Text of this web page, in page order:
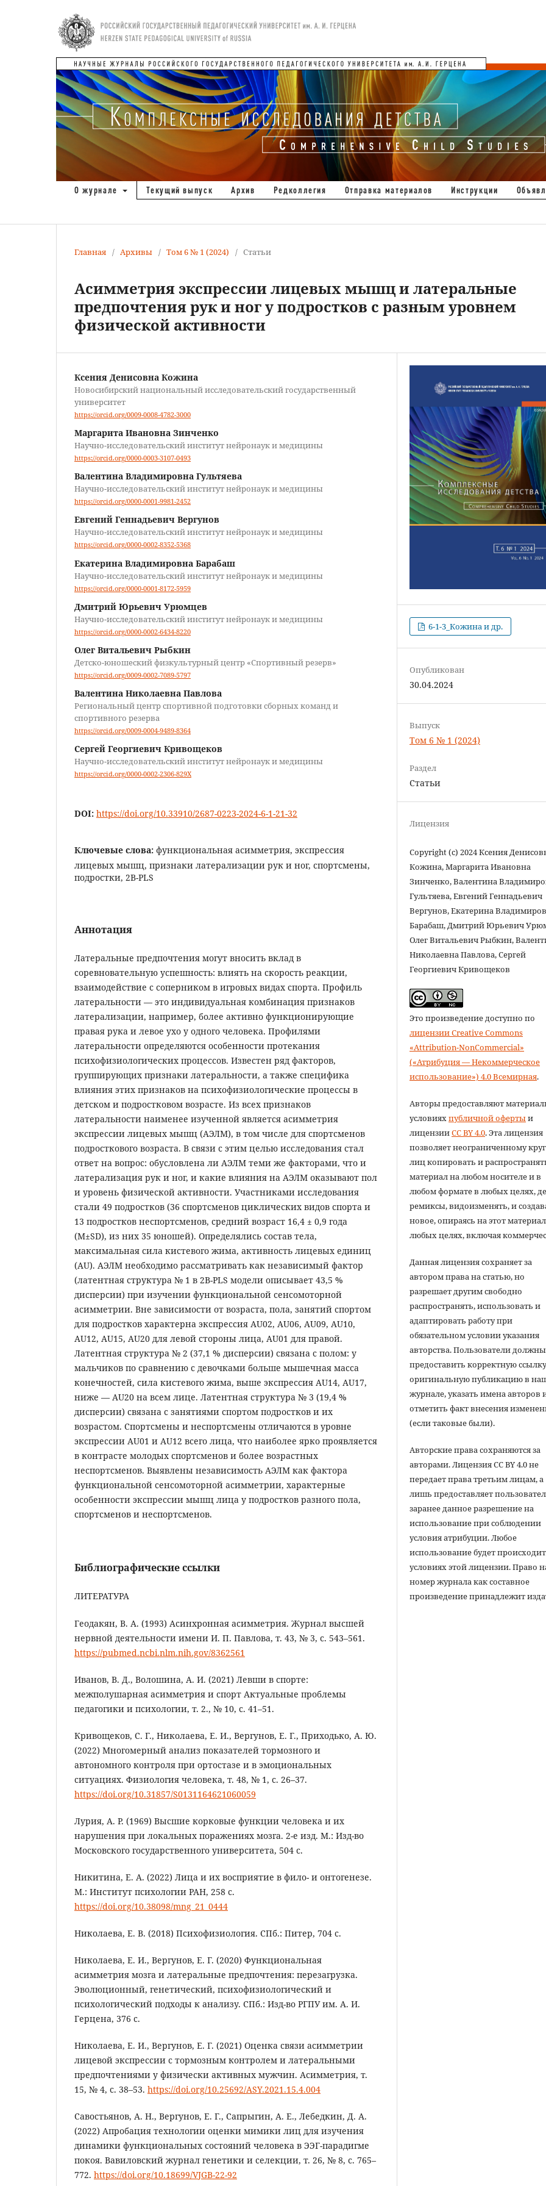
О журнале Текущий выпуск Архив Редколлегия Отправка материалов Инструкции
Главная / Архивы / Том 6 № 1 (2024) / Статьи
Асимметрия экспрессии лицевых мышц и латеральные
предпочтения рук и ног у подростков с разным уровнем
физической активности
Ксения Денисовна Кожина
Новосибирский национальный исследовательский государственный
университет
https://orcid.org/0009-0008-4782-3000
Маргарита Ивановна Зинченко
Научно-исследовательский институт нейронаук и медицины
https://orcid.org/0000-0003-3107-0493
Валентина Владимировна Гультяева
Научно-исследовательский институт нейронаук и медицины
https://orcid.org/0000-0001-9981-2452
Евгений Геннадьевич Вергунов
Научно-исследовательский институт нейронаук и медицины
https://orcid.org/0000-0002-8352-5368
Екатерина Владимировна Барабаш
Научно-исследовательский институт нейронаук и медицины
https://orcid.org/0000-0001-8172-5959
Дмитрий Юрьевич Урюмцев
Научно-исследовательский институт нейронаук и медицины
https://orcid.org/0000-0002-6434-8220
Олег Витальевич Рыбкин
Детско-юношеский физкультурный центр «Спортивный резерв»
https://orcid.org/0009-0002-7089-5797
Валентина Николаевна Павлова
Региональный центр спортивной подготовки сборных команд и
спортивного резерва
https://orcid.org/0009-0004-9489-8364
Сергей Георгиевич Кривощеков
Научно-исследовательский институт нейронаук и медицины
https://orcid.org/0000-0002-2306-829X
DOI: https://doi.org/10.33910/2687-0223-2024-6-1-21-32
Ключевые слова: функциональная асимметрия, экспрессия
лицевых мышц, признаки латерализации рук и ног, спортсмены,
подростки, 2B-PLS
Аннотация
Латеральные предпочтения могут вносить вклад в
соревновательную успешность: влиять на скорость реакции,
взаимодействие с соперником в игровых видах спорта. Профиль
латеральности — это индивидуальная комбинация признаков
латерализации, например, более активно функционирующие
правая рука и левое ухо у одного человека. Профилями
латеральности определяются особенности протекания
психофизиологических процессов. Известен ряд факторов,
группирующих признаки латеральности, а также специфика
влияния этих признаков на психофизиологические процессы в
детском и подростковом возрасте. Из всех признаков
латеральности наименее изученной является асимметрия
экспрессии лицевых мышц (АЭЛМ), в том числе для спортсменов
подросткового возраста. В связи с этим целью исследования стал
ответ на вопрос: обусловлена ли АЭЛМ теми же факторами, что и
латерализация рук и ног, и какие влияния на АЭЛМ оказывают пол
и уровень физической активности. Участниками исследования
стали 49 подростков (36 спортсменов циклических видов спорта и
13 подростков неспортсменов, средний возраст 16,4 ± 0,9 года
(M±SD), из них 35 юношей). Определялись состав тела,
максимальная сила кистевого жима, активность лицевых единиц
(AU). АЭЛМ необходимо рассматривать как независимый фактор
(латентная структура № 1 в 2B-PLS модели описывает 43,5 %
дисперсии) при изучении функциональной сенсомоторной
асимметрии. Вне зависимости от возраста, пола, занятий спортом
для подростков характерна экспрессия AU02, AU06, AU09, AU10,
AU12, AU15, AU20 для левой стороны лица, AU01 для правой.
Латентная структура № 2 (37,1 % дисперсии) связана с полом: у
мальчиков по сравнению с девочками больше мышечная масса
конечностей, сила кистевого жима, выше экспрессия AU14, AU17,
ниже — AU20 на всем лице. Латентная структура № 3 (19,4 %
дисперсии) связана с занятиями спортом подростков и их
возрастом. Спортсмены и неспортсмены отличаются в уровне
экспрессии AU01 и AU12 всего лица, что наиболее ярко проявляется
в контрасте молодых спортсменов и более возрастных
неспортсменов. Выявлены независимость АЭЛМ как фактора
функциональной сенсомоторной асимметрии, характерные
особенности экспрессии мышц лица у подростков разного пола,
спортсменов и неспортсменов.
Библиографические ссылки
ЛИТЕРАТУРА
Геодакян, В. А. (1993) Асинхронная асимметрия. Журнал высшей
нервной деятельности имени И. П. Павлова, т. 43, № 3, с. 543–561.
https://pubmed.ncbi.nlm.nih.gov/8362561
Иванов, В. Д., Волошина, А. И. (2021) Левши в спорте:
межполушарная асимметрия и спорт Актуальные проблемы
педагогики и психологии, т. 2., № 10, с. 41–51.
Кривощеков, С. Г., Николаева, Е. И., Вергунов, Е. Г., Приходько, А. Ю.
(2022) Многомерный анализ показателей тормозного и
автономного контроля при ортостазе и в эмоциональных
ситуациях. Физиология человека, т. 48, № 1, с. 26–37.
https://doi.org/10.31857/S0131164621060059
Лурия, А. Р. (1969) Высшие корковые функции человека и их
нарушения при локальных поражениях мозга. 2-е изд. М.: Изд-во
Московского государственного университета, 504 с.
Никитина, Е. А. (2022) Лица и их восприятие в фило- и онтогенезе.
М.: Институт психологии РАН, 258 с.
https://doi.org/10.38098/mng_21_0444
Николаева, Е. B. (2018) Психофизиология. СПб.: Питер, 704 c.
Николаева, Е. И., Вергунов, Е. Г. (2020) Функциональная
асимметрия мозга и латеральные предпочтения: перезагрузка.
Эволюционный, генетический, психофизиологический и
психологический подходы к анализу. СПб.: Изд-во РГПУ им. А. И.
Герцена, 376 с.
Николаева, Е. И., Вергунов, Е. Г. (2021) Оценка связи асимметрии
лицевой экспрессии с тормозным контролем и латеральными
предпочтениями у физически активных мужчин. Асимметрия, т.
15, № 4, с. 38–53. https://doi.org/10.25692/ASY.2021.15.4.004
Савостьянов, А. Н., Вергунов, Е. Г., Сапрыгин, А. Е., Лебедкин, Д. А.
(2022) Апробация технологии оценки мимики лиц для изучения
динамики функциональных состояний человека в ЭЭГ-парадигме
покоя. Вавиловский журнал генетики и селекции, т. 26, № 8, с. 765–
772. https://doi.org/10.18699/VJGB-22-92
6-1-3_Кожина и др.
Опубликован
30.04.2024
Выпуск
Том 6 № 1 (2024)
Раздел
Статьи
Лицензия
Copyright (c) 2024 Ксения
Кожина, Маргарита Ивановна
Зинченко, Валентина
Гультяева, Евгений Геннадьевич
Вергунов, Екатерина
Барабаш, Дмитрий Юрьевич
Олег Витальевич Рыбкин,
Николаевна Павлова, Сергей
Георгиевич Кривощеков
Это произведение доступно по
лицензии Creative Commons
«Attribution-NonCommercial»
(«Атрибуция — Некоммерческое
использование») 4.0 Всемирная.
Авторы предоставляют
условияхпубличной офертыи
лицензииCC BY 4.0. Эта лицензия
позволяет неограниченному
лиц копировать и
материал на любом носителе и в
любом формате в любых целях,
ремиксы, видоизменять, и
новое, опираясь на этот
любых целях, включая
Данная лицензия сохраняет за
автором права на статью, но
разрешает другим свободно
распространять, использовать и
адаптировать работу при
обязательном условии указания
авторства. Пользователи должны
предоставить корректную
оригинальную публикацию в
журнале, указать имена авторов
отметить факт внесения
(если таковые были).
Авторские права сохраняются за
авторами. Лицензия CC BY 4.0 не
передает права третьим лицам, а
лишь предоставляет
заранее данное разрешение на
использование при соблюдении
условия атрибуции. Любое
использование будет
условиях этой лицензии. Право
номер журнала как составное
произведение принадлежит